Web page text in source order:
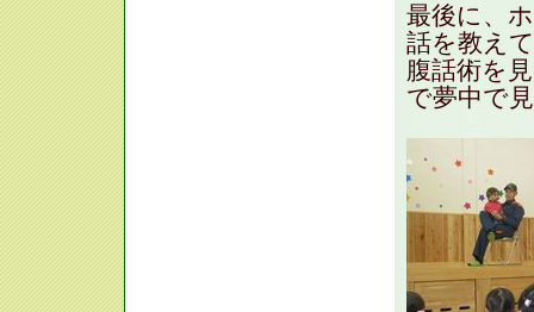
最後に、
話を教え
腹話術を
で夢中で